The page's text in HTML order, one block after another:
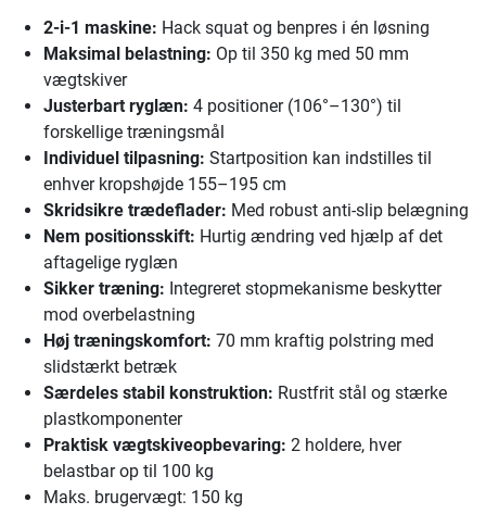
2-i-1 maskine: Hack squat og benpres i én løsning
Maksimal belastning: Op til 350 kg med 50 mm
vægtskiver
Justerbart ryglæn: 4 positioner (106°–130°) til
forskellige træningsmål
Individuel tilpasning: Startposition kan indstilles til
enhver kropshøjde 155–195 cm
Skridsikre trædeflader: Med robust anti-slip belægning
Nem positionsskift: Hurtig ændring ved hjælp af det
aftagelige ryglæn
Sikker træning: Integreret stopmekanisme beskytter
mod overbelastning
Høj træningskomfort: 70 mm kraftig polstring med
slidstærkt betræk
Særdeles stabil konstruktion: Rustfrit stål og stærke
plastkomponenter
Praktisk vægtskiveopbevaring: 2 holdere, hver
belastbar op til 100 kg
Maks. brugervægt: 150 kg